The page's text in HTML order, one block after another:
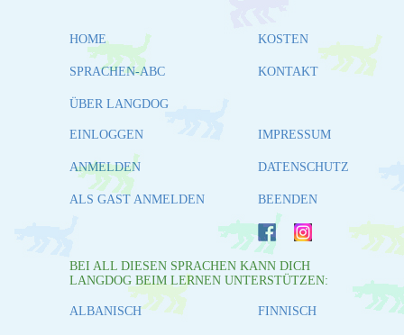
HOME
SPRACHEN-ABC
ÜBER LANGDOG
KOSTEN
KONTAKT
EINLOGGEN
ANMELDEN
ALS GAST ANMELDEN
IMPRESSUM
DATENSCHUTZ
BEENDEN
BEI ALL DIESEN SPRACHEN KANN DICH
LANGDOG BEIM LERNEN UNTERSTÜTZEN:
ALBANISCH FINNISCH